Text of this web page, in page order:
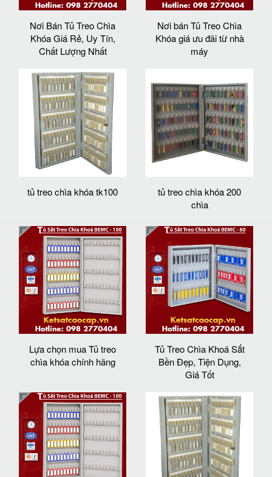
Nơi Bán Tủ Treo Chìa
Khóa Giá Rẻ, Uy Tín,
Chất Lượng Nhất
Nơi bán Tủ Treo Chìa
Khóa giá ưu đãi từ nhà
máy
tủ treo chìa khóa tk100
tủ treo chìa khóa 200
chìa
Lựa chọn mua Tủ treo
chìa khóa chính hãng
Tủ Treo Chìa Khoá Sắt
Bền Đẹp, Tiện Dụng,
Giá Tốt